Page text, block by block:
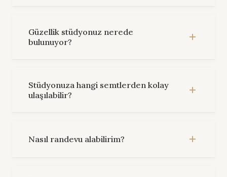
Güzellik stüdyonuz nerede
bulunuyor?
Stüdyonuza hangi semtlerden kolay
ulaşılabilir?
Nasıl randevu alabilirim?